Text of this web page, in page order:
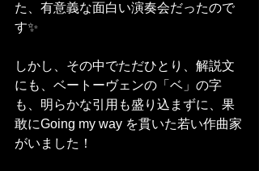
た、有意義な面白い演奏会だったので
す✨
しかし、その中でただひとり、解説文
にも、ベートーヴェンの「ベ」の字
も、明らかな引用も盛り込まずに、果
敢にGoing my way を貫いた若い作曲家
がいました！